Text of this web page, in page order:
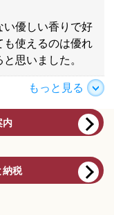
い優しい香りで好
も使えるのは優れ
思いました。
もっと見る
内
納税